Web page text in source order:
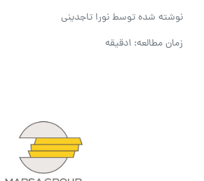
نوشته شده توسطنورا تاجدینی
زمان مطالعه: 1دقیقه